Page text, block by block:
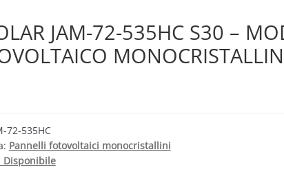
JAM-72-535HC S30 –
72-535HC
Pannelli fotovoltaici monocristallini
Disponibile